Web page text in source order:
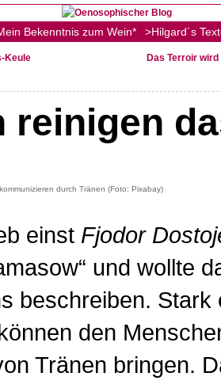
Bekenntnis zum Wein* >Hilgard´s
Keule Das Terroir
reinigen
durch Tränen (Foto: Pixabay)
einst Fjodor
und wollte
beschreiben. Stark
den
Tränen bringen.